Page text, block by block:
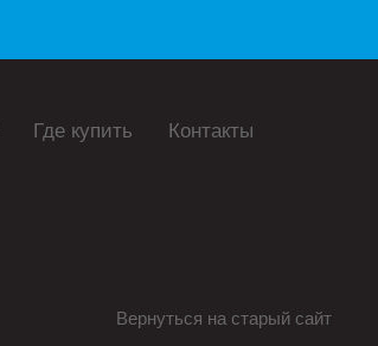
Где купить Контакты
Вернуться на старый сайт